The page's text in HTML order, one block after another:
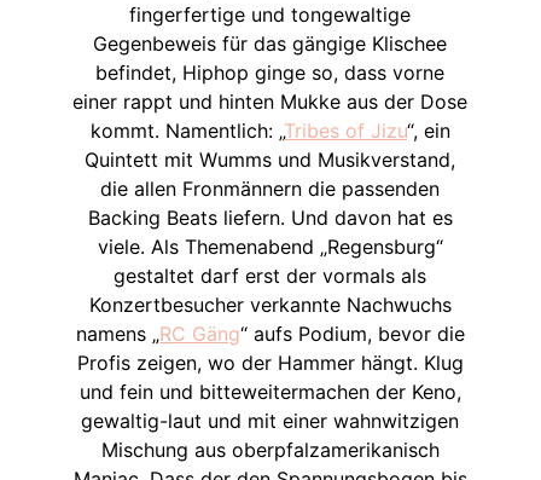
fingerfertige und tongewaltige
Gegenbeweis für das gängige Klischee
befindet, Hiphop ginge so, dass vorne
einer rappt und hinten Mukke aus der Dose
kommt. Namentlich: „Tribes of Jizu“, ein
Quintett mit Wumms und Musikverstand,
die allen Fronmännern die passenden
Backing Beats liefern. Und davon hat es
viele. Als Themenabend „Regensburg“
gestaltet darf erst der vormals als
Konzertbesucher verkannte Nachwuchs
namens „RC Gäng“ aufs Podium, bevor die
Profis zeigen, wo der Hammer hängt. Klug
und fein und bitteweitermachen der Keno,
gewaltig-laut und mit einer wahnwitzigen
Mischung aus oberpfalzamerikanisch